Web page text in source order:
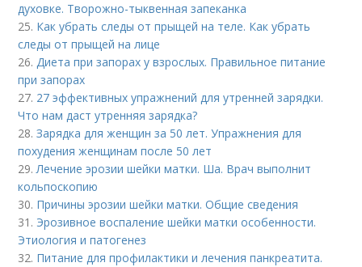
духовке. Творожно-тыквенная запеканка
25. Как убрать следы от прыщей на теле. Как убрать
следы от прыщей на лице
26.Диета при запорах у взрослых. Правильное питание
при запорах
27. 27 эффективных упражнений для утренней зарядки.
Что нам даст утренняя зарядка?
28.Зарядка для женщин за 50 лет. Упражнения для
похудения женщинам после 50 лет
29.Лечение эрозии шейки матки. Ша. Врач выполнит
кольпоскопию
30. Причины эрозии шейки матки. Общие сведения
31. Эрозивное воспаление шейки матки особенности.
Этиология и патогенез
32. Питание для профилактики и лечения панкреатита.